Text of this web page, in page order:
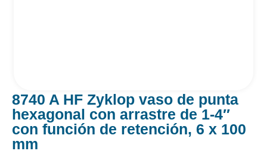
8740 A HF Zyklop vaso de punta
hexagonal con arrastre de 1-4″
con función de retención, 6 x 100
mm